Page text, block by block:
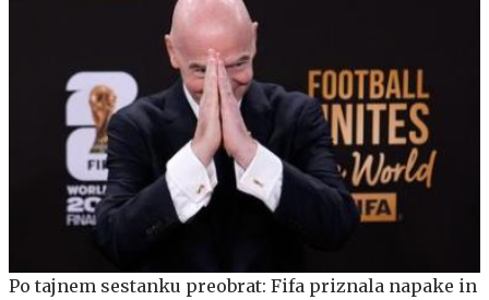
Po tajnem sestanku preobrat: Fifa priznala napake in